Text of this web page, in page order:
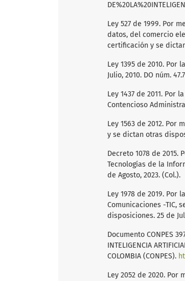
Ley 527 de 1999. Por
datos, del comercio
certificación y se
Ley 1395 de 2010.
Julio, 2010. DO núm.
Ley 1437 de 2011.
Contencioso
Ley 1563 de 2012.
y se dictan otras
Decreto 1078 de
Tecnologías de la
de Agosto, 2023. (Col.).
Ley 1978 de 2019.
Comunicaciones -TIC,
disposiciones. 25 de
Documento CONPES
INTELIGENCIA
COLOMBIA (CONPES).
Ley 2052 de 2020.